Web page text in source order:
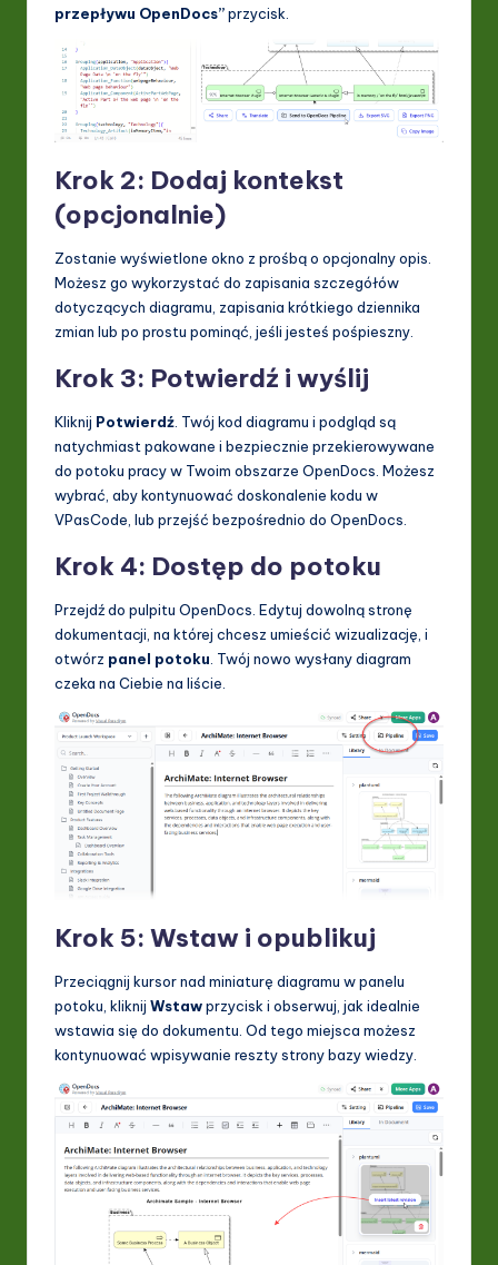
przepływu OpenDocs”przycisk.
Krok 2: Dodaj kontekst
(opcjonalnie)
Zostanie wyświetlone okno z prośbą o opcjonalny opis.
Możesz go wykorzystać do zapisania szczegółów
dotyczących diagramu, zapisania krótkiego dziennika
zmian lub po prostu pominąć, jeśli jesteś pośpieszny.
Krok 3: Potwierdź i wyślij
Kliknij Potwierdź . Twój kod diagramu i podgląd są
natychmiast pakowane i bezpiecznie przekierowywane
do potoku pracy w Twoim obszarze OpenDocs. Możesz
wybrać, aby kontynuować doskonalenie kodu w
VPasCode, lub przejść bezpośrednio do OpenDocs.
Krok 4: Dostęp do potoku
Przejdź do pulpitu OpenDocs. Edytuj dowolną stronę
dokumentacji, na której chcesz umieścić wizualizację, i
otwórz panel potoku . Twój nowo wysłany diagram
czeka na Ciebie na liście.
Krok 5: Wstaw i opublikuj
Przeciągnij kursor nad miniaturę diagramu w panelu
potoku, kliknij Wstawprzycisk i obserwuj, jak idealnie
wstawia się do dokumentu. Od tego miejsca możesz
kontynuować wpisywanie reszty strony bazy wiedzy.